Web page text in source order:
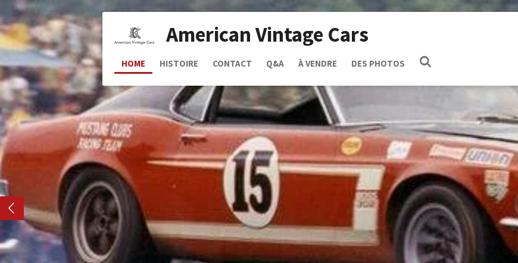
Passer
au
contenu
principal
American Vintage Cars
HOME HISTOIRE CONTACT Q&A À VENDRE DES PHOTOS